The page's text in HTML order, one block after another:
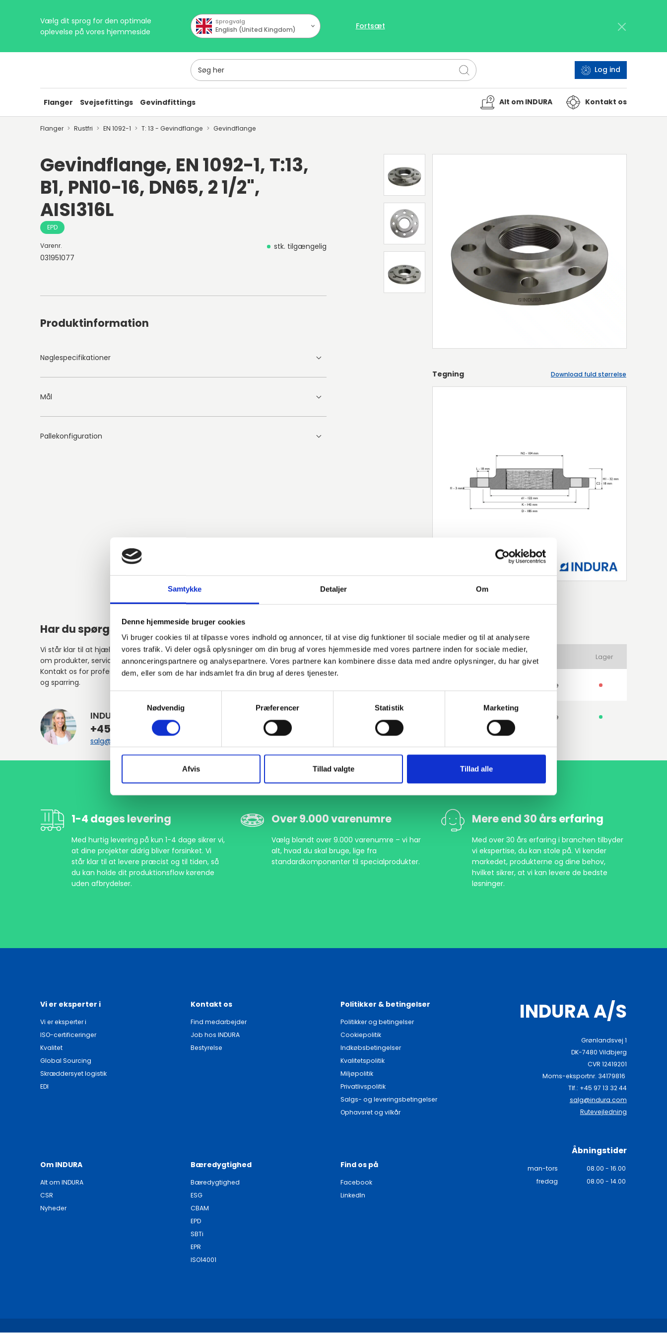
Samtykke Detaljer Om
Denne hjemmeside bruger cookies
Vi bruger cookies til at tilpasse vores indhold og annoncer, til at vise dig funktioner til sociale medier og til at analysere
vores trafik. Vi deler også oplysninger om din brug af vores hjemmeside med vores partnere inden for sociale medier,
annonceringspartnere og analysepartnere. Vores partnere kan kombinere disse data med andre oplysninger, du har givet
dem, eller som de har indsamlet fra din brug af deres tjenester.
Nødvendig
Præferencer Statistik Marketing
Afvis Tillad valgte Tillad alle
Vælg dit sprog for den optimale
oplevelse på vores hjemmeside
Sprogvalg
English (United Kingdom) Fortsæt
Søg her
Log ind
Flanger Svejsefittings Gevindfittings Alt om INDURA Kontakt os
Flanger Rustfri EN 1092-1 T: 13 - Gevindflange Gevindflange
Gevindflange, EN 1092-1, T:13,
B1, PN10-16, DN65, 2 1/2",
AISI316L
EPD
Varenr.
031951077
stk. tilgængelig
Produktinformation
Nøglespecifikationer
Mål
Pallekonfiguration
Tegning Download fuld størrelse
Har du spørgsmål?
Vi står klar til at hjælpe med spørgsmål
om produkter, service eller andet.
Kontakt os for professionel rådgivning
og sparring.
INDURA DK
+45 97 13 32 44
salg@indura.com
Alternative varer
Varenummer Beskrivelse Norm Materiale Produkttype Lager
Gevindflange
Gevindflange
1-4 dages levering
Med hurtig levering på kun 1-4 dage sikrer vi,
at dine projekter aldrig bliver forsinket. Vi
står klar til at levere præcist og til tiden, så
du kan holde dit produktionsflow kørende
uden afbrydelser.
Over 9.000 varenumre
Vælg blandt over 9.000 varenumre – vi har
alt, hvad du skal bruge, lige fra
standardkomponenter til specialprodukter.
Mere end 30 års erfaring
Med over 30 års erfaring i branchen tilbyder
vi ekspertise, du kan stole på. Vi kender
markedet, produkterne og dine behov,
hvilket sikrer, at vi kan levere de bedste
løsninger.
Vi er eksperter i
Vi er eksperter i
ISO-certificeringer
Kvalitet
Global Sourcing
Skræddersyet logistik
EDI
Kontakt os
Find medarbejder
Job hos INDURA
Bestyrelse
Politikker & betingelser
Politikker og betingelser
Cookiepolitik
Indkøbsbetingelser
Kvalitetspolitik
Miljøpolitik
Privatlivspolitik
Salgs- og leveringsbetingelser
Ophavsret og vilkår
Om INDURA
Alt om INDURA
CSR
Nyheder
Bæredygtighed
Bæredygtighed
ESG
CBAM
EPD
SBTi
EPR
ISO14001
Find os på
Facebook
LinkedIn
INDURA A/S
Grønlandsvej 1
DK-7480 Vildbjerg
CVR 12419201
Moms-eksportnr. 34179816
Tlf.: +45 97 13 32 44
salg@indura.com
Rutevejledning
Åbningstider
man-tors
08.00 - 16.00
fredag
08.00 - 14.00